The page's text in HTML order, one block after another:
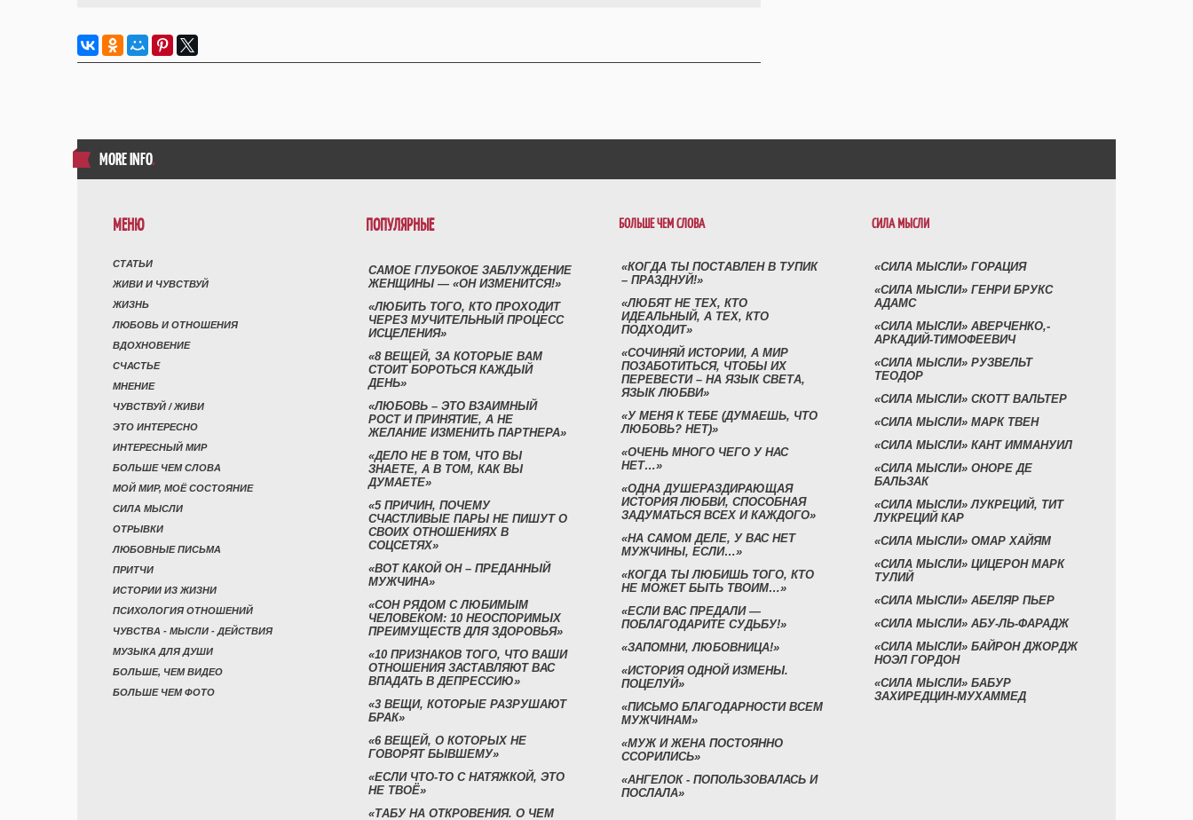
MORE INFO.
МЕНЮ
СТАТЬИ
ЖИВИ И ЧУВСТВУЙ
ЖИЗНЬ
ЛЮБОВЬ И ОТНОШЕНИЯ
ВДОХНОВЕНИЕ
СЧАСТЬЕ
МНЕНИЕ
ЧУВСТВУЙ / ЖИВИ
ЭТО ИНТЕРЕСНО
ИНТЕРЕСНЫЙ МИР
БОЛЬШЕ ЧЕМ СЛОВА
МОЙ МИР, МОЁ СОСТОЯНИЕ
СИЛА МЫСЛИ
ОТРЫВКИ
ЛЮБОВНЫЕ ПИСЬМА
ПРИТЧИ
ИСТОРИИ ИЗ ЖИЗНИ
ПСИХОЛОГИЯ ОТНОШЕНИЙ
ЧУВСТВА - МЫСЛИ - ДЕЙСТВИЯ
МУЗЫКА ДЛЯ ДУШИ
БОЛЬШЕ, ЧЕМ ВИДЕО
БОЛЬШЕ ЧЕМ ФОТО
ПОПУЛЯРНЫЕ
САМОЕ ГЛУБОКОЕ ЗАБЛУЖДЕНИЕ
ЖЕНЩИНЫ — «ОН ИЗМЕНИТСЯ!»
«ЛЮБИТЬ ТОГО, КТО ПРОХОДИТ
ЧЕРЕЗ МУЧИТЕЛЬНЫЙ ПРОЦЕСС
ИСЦЕЛЕНИЯ»
«8 ВЕЩЕЙ, ЗА КОТОРЫЕ ВАМ
СТОИТ БОРОТЬСЯ КАЖДЫЙ
ДЕНЬ»
«ЛЮБОВЬ – ЭТО ВЗАИМНЫЙ
РОСТ И ПРИНЯТИЕ, А НЕ
ЖЕЛАНИЕ ИЗМЕНИТЬ ПАРТНЕРА»
«ДЕЛО НЕ В ТОМ, ЧТО ВЫ
ЗНАЕТЕ, А В ТОМ, КАК ВЫ
ДУМАЕТЕ»
«5 ПРИЧИН, ПОЧЕМУ
СЧАСТЛИВЫЕ ПАРЫ НЕ ПИШУТ О
СВОИХ ОТНОШЕНИЯХ В
СОЦСЕТЯХ»
«ВОТ КАКОЙ ОН – ПРЕДАННЫЙ
МУЖЧИНА»
«СОН РЯДОМ С ЛЮБИМЫМ
ЧЕЛОВЕКОМ: 10 НЕОСПОРИМЫХ
ПРЕИМУЩЕСТВ ДЛЯ ЗДОРОВЬЯ»
«10 ПРИЗНАКОВ ТОГО, ЧТО ВАШИ
ОТНОШЕНИЯ ЗАСТАВЛЯЮТ ВАС
ВПАДАТЬ В ДЕПРЕССИЮ»
«3 ВЕЩИ, КОТОРЫЕ РАЗРУШАЮТ
БРАК»
«6 ВЕЩЕЙ, О КОТОРЫХ НЕ
ГОВОРЯТ БЫВШЕМУ»
«ЕСЛИ ЧТО-ТО С НАТЯЖКОЙ, ЭТО
НЕ ТВОЁ»
«ТАБУ НА ОТКРОВЕНИЯ. О ЧЕМ
БОЛЬШЕ ЧЕМ СЛОВА
«КОГДА ТЫ ПОСТАВЛЕН В ТУПИК
– ПРАЗДНУЙ!»
«ЛЮБЯТ НЕ ТЕХ, КТО
ИДЕАЛЬНЫЙ, А ТЕХ, КТО
ПОДХОДИТ»
«СОЧИНЯЙ ИСТОРИИ, А МИР
ПОЗАБОТИТЬСЯ, ЧТОБЫ ИХ
ПЕРЕВЕСТИ – НА ЯЗЫК СВЕТА,
ЯЗЫК ЛЮБВИ»
«У МЕНЯ К ТЕБЕ (ДУМАЕШЬ, ЧТО
ЛЮБОВЬ? НЕТ)»
«ОЧЕНЬ МНОГО ЧЕГО У НАС
НЕТ…»
«ОДНА ДУШЕРАЗДИРАЮЩАЯ
ИСТОРИЯ ЛЮБВИ, СПОСОБНАЯ
ЗАДУМАТЬСЯ ВСЕХ И КАЖДОГО»
«НА САМОМ ДЕЛЕ, У ВАС НЕТ
МУЖЧИНЫ, ЕСЛИ…»
«КОГДА ТЫ ЛЮБИШЬ ТОГО, КТО
НЕ МОЖЕТ БЫТЬ ТВОИМ…»
«ЕСЛИ ВАС ПРЕДАЛИ —
ПОБЛАГОДАРИТЕ СУДЬБУ!»
«ЗАПОМНИ, ЛЮБОВНИЦА!»
«ИСТОРИЯ ОДНОЙ ИЗМЕНЫ.
ПОЦЕЛУЙ»
«ПИСЬМО БЛАГОДАРНОСТИ ВСЕМ
МУЖЧИНАМ»
«МУЖ И ЖЕНА ПОСТОЯННО
ССОРИЛИСЬ»
«АНГЕЛОК - ПОПОЛЬЗОВАЛАСЬ И
ПОСЛАЛА»
СИЛА МЫСЛИ
«СИЛА МЫСЛИ» ГОРАЦИЯ
«СИЛА МЫСЛИ» ГЕНРИ БРУКС
АДАМС
«СИЛА МЫСЛИ» АВЕРЧЕНКО,-
АРКАДИЙ-ТИМОФЕЕВИЧ
«СИЛА МЫСЛИ» РУЗВЕЛЬТ
ТЕОДОР
«СИЛА МЫСЛИ» СКОТТ ВАЛЬТЕР
«СИЛА МЫСЛИ» МАРК ТВЕН
«СИЛА МЫСЛИ» КАНТ ИММАНУИЛ
«СИЛА МЫСЛИ» ОНОРЕ ДЕ
БАЛЬЗАК
«СИЛА МЫСЛИ» ЛУКРЕЦИЙ, ТИТ
ЛУКРЕЦИЙ КАР
«СИЛА МЫСЛИ» ОМАР ХАЙЯМ
«СИЛА МЫСЛИ» ЦИЦЕРОН МАРК
ТУЛИЙ
«СИЛА МЫСЛИ» АБЕЛЯР ПЬЕР
«СИЛА МЫСЛИ» АБУ-ЛЬ-ФАРАДЖ
«СИЛА МЫСЛИ» БАЙРОН ДЖОРДЖ
НОЭЛ ГОРДОН
«СИЛА МЫСЛИ» БАБУР
ЗАХИРЕДЦИН-МУХАММЕД